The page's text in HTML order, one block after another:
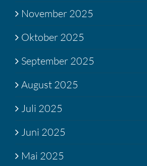
November 2025
Oktober 2025
September 2025
August 2025
Juli 2025
Juni 2025
Mai 2025